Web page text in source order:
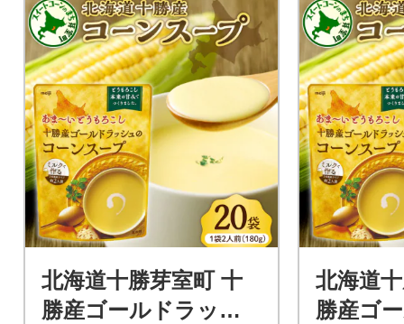
北海道十勝芽室町 十
勝産ゴールドラッシ
北海道
勝産ゴ